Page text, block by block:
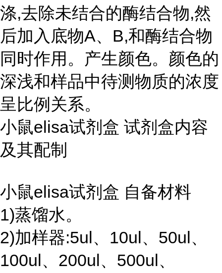
涤,去除未结合的酶结合物,然
后加入底物A、B,和酶结合物
同时作用。产生颜色。颜色的
深浅和样品中待测物质的浓度
呈比例关系。
小鼠elisa试剂盒 试剂盒内容
及其配制
小鼠elisa试剂盒 自备材料
1)蒸馏水。
2)加样器:5ul、10ul、50ul、
100ul、200ul、500ul、